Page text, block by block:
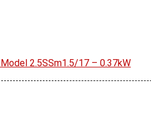
2.5SSm1.5/17 – 0.37kW